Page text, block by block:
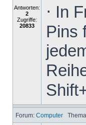
Antworten:
2
Zugriffe:
20833
⋅ In
Pins
Forum: Computer